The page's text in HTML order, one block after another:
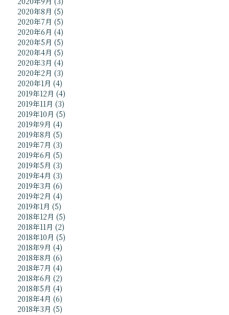
2020年8月 (5)
2020年7月 (5)
2020年6月 (4)
2020年5月 (5)
2020年4月 (5)
2020年3月 (4)
2020年2月 (3)
2020年1月 (4)
2019年12月 (4)
2019年11月 (3)
2019年10月 (5)
2019年9月 (4)
2019年8月 (5)
2019年7月 (3)
2019年6月 (5)
2019年5月 (3)
2019年4月 (3)
2019年3月 (6)
2019年2月 (4)
2019年1月 (5)
2018年12月 (5)
2018年11月 (2)
2018年10月 (5)
2018年9月 (4)
2018年8月 (6)
2018年7月 (4)
2018年6月 (2)
2018年5月 (4)
2018年4月 (6)
2018年3月 (5)